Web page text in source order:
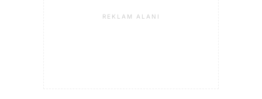
REKLAM ALANI